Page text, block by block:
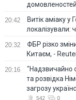
домовленостей
20:42
Витік аміаку у
локалізували:
20:32
ФБР різко
Китаєм, -
20:16
"Надзвичайно
та розвідка
загрозу
542 0